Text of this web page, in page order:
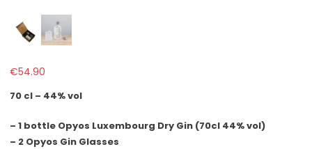
€54.90
70 cl – 44% vol
– 1 bottle Opyos Luxembourg Dry Gin (70cl 44% vol)
– 2 Opyos Gin Glasses